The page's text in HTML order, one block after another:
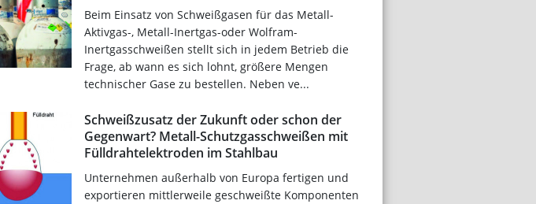
Beim Einsatz von Schweißgasen für das Metall-
Aktivgas-, Metall-Inertgas-oder Wolfram-
Inertgasschweißen stellt sich in jedem Betrieb die
Frage, ab wann es sich lohnt, größere Mengen
technischer Gase zu bestellen. Neben ve...
Schweißzusatz der Zukunft oder schon der
Gegenwart? Metall-Schutzgasschweißen mit
Fülldrahtelektroden im Stahlbau
Unternehmen außerhalb von Europa fertigen und
exportieren mittlerweile geschweißte Komponenten